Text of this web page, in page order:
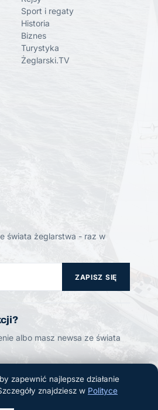
Sport i regaty
Historia
Biznes
Turystyka
Żeglarski.TV
świata żeglarstwa - raz w
ZAPISZ SIĘ
albo masz newsa ze świata
zapewnić najlepsze działanie
znajdziesz w Polityce